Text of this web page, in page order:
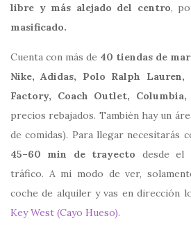
libre y más alejado del centro,
masificado.
Cuenta con más de 40 tiendas de
Nike, Adidas, Polo Ralph Lauren,
Factory, Coach Outlet,
precios rebajados. También hay un
de comidas). Para llegar necesitarás
45–60 min de trayecto desde el
tráfico. A mi modo de ver,
coche de alquiler y vas en dirección
Key West (Cayo Hueso).